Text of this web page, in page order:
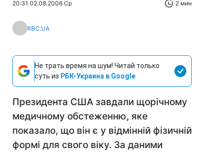
20:31 02.08.2006 Ср 2 мин
RBC.UA
Не трать время на шум! Читай только
суть из РБК-Украина в Google
Президента США завдали щорічному
медичному обстеженню, яке
показало, що він є у відмінній фізичній
формі для свого віку. За даними